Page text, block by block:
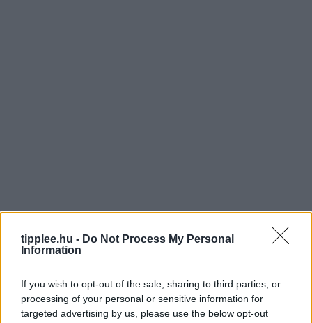
tipplee.hu - Do Not Process My Personal
Information
If you wish to opt-out of the sale, sharing to third parties, or
processing of your personal or sensitive information for
targeted advertising by us, please use the below opt-out